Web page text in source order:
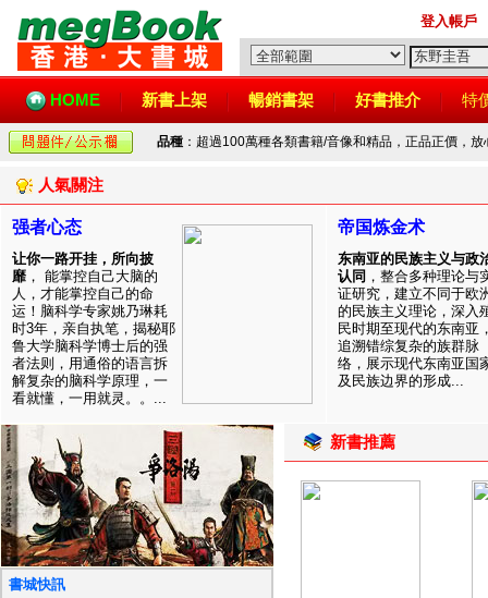
登入帳戶
HOME 新書上架 暢銷書架 好書推介 特
品種 ：超過100萬種各類書籍/音像和精品，正品正價，
人氣關注
强者心态
让你一路开挂，所向披
靡 ， 能掌控自己大脑的
人，才能掌控自己的命
运！脑科学专家姚乃琳耗
时3年，亲自执笔，揭秘耶
鲁大学脑科学博士后的强
者法则，用通俗的语言拆
解复杂的脑科学原理，一
看就懂，一用就灵。。...
帝国炼金术
东南亚的民族主义与政
认同 ，整合多种理论与
证研究，建立不同于欧
的民族主义理论，深入
民时期至现代的东南亚
追溯错综复杂的族群脉
络，展示现代东南亚国
及民族边界的形成...
書城快訊
新書推薦